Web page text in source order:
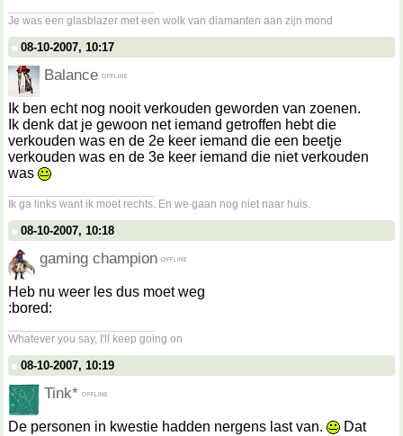
Je was een glasblazer met een wolk van diamanten aan zijn mond
08-10-2007, 10:17
Balance
Ik ben echt nog nooit verkouden geworden van zoenen.
Ik denk dat je gewoon net iemand getroffen hebt die
verkouden was en de 2e keer iemand die een beetje
verkouden was en de 3e keer iemand die niet verkouden
was
Ik ga links want ik moet rechts. En we gaan nog niet naar huis.
08-10-2007, 10:18
gaming champion
Heb nu weer les dus moet weg
:bored:
Whatever you say, I'll keep going on
08-10-2007, 10:19
Tink*
De personen in kwestie hadden nergens last van.
Dat